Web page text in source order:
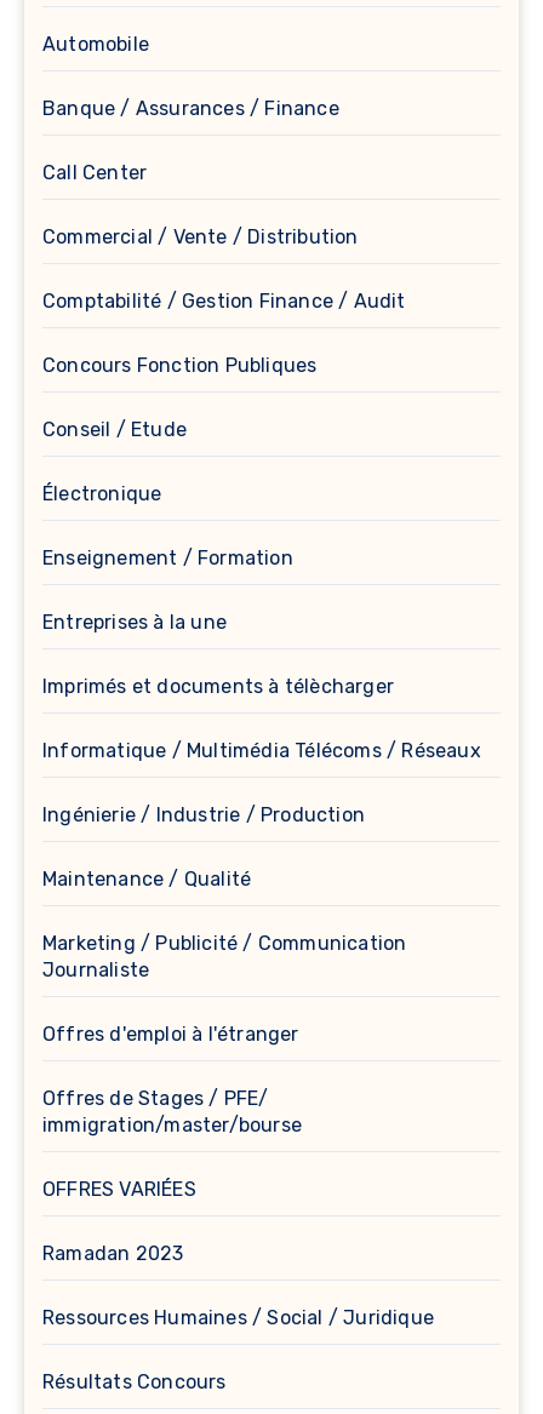
Automobile
Banque / Assurances / Finance
Call Center
Commercial / Vente / Distribution
Comptabilité / Gestion Finance / Audit
Concours Fonction Publiques
Conseil / Etude
Électronique
Enseignement / Formation
Entreprises à la une
Imprimés et documents à télècharger
Informatique / Multimédia Télécoms / Réseaux
Ingénierie / Industrie / Production
Maintenance / Qualité
Marketing / Publicité / Communication
Journaliste
Offres d'emploi à l'étranger
Offres de Stages / PFE/
immigration/master/bourse
OFFRES VARIÉES
Ramadan 2023
Ressources Humaines / Social / Juridique
Résultats Concours